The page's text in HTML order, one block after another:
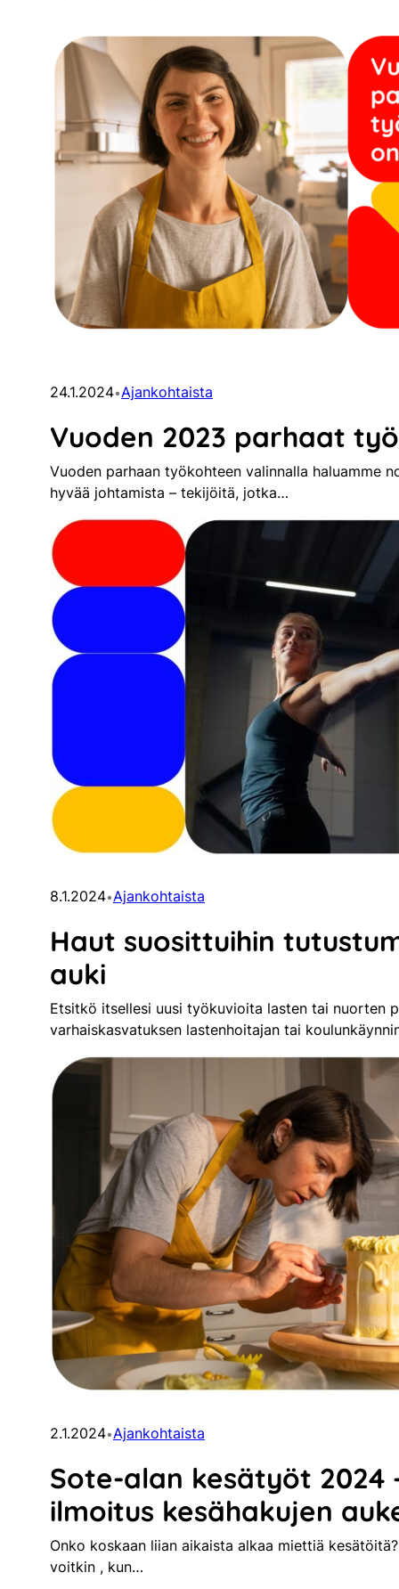
24.1.2024•Ajankohtaista
Vuoden 2023 parhaat
Vuoden parhaan työkohteen valinnalla haluamme
hyvää johtamista – tekijöitä, jotka…
8.1.2024•Ajankohtaista
Haut suosittuihin
auki
Etsitkö itsellesi uusi työkuvioita lasten tai nuorten
varhaiskasvatuksen lastenhoitajan tai
2.1.2024•Ajankohtaista
Sote-alan kesätyöt 2024
ilmoitus kesähakujen
Onko koskaan liian aikaista alkaa miettiä
voitkin , kun…